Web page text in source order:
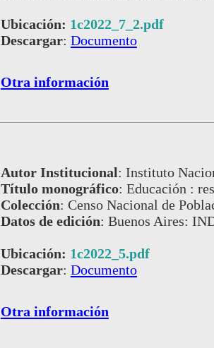
Ubicación: 1c2022_7_2.pdf
Descargar: Documento
Otra información
Autor Institucional: Instituto
Título monográfico: Educación :
Colección: Censo Nacional de
Datos de edición: Buenos Aires:
Ubicación: 1c2022_5.pdf
Descargar: Documento
Otra información